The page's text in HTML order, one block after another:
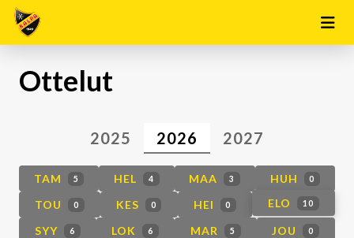
Ottelut
2025 2026 2027
TAM 5 HEL 4 MAA 3 HUH 0
TOU 0 KES 0 HEI 0 ELO 10
SYY 6 LOK 6 MAR 5 JOU 0